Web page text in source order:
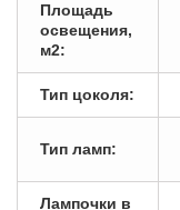
Площадь
освещения,
м2:
Тип цоколя:
Тип ламп:
Лампочки в